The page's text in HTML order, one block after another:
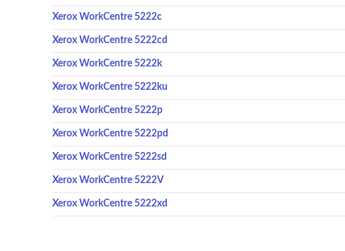
Xerox WorkCentre 5222c
Xerox WorkCentre 5222cd
Xerox WorkCentre 5222k
Xerox WorkCentre 5222ku
Xerox WorkCentre 5222p
Xerox WorkCentre 5222pd
Xerox WorkCentre 5222sd
Xerox WorkCentre 5222V
Xerox WorkCentre 5222xd